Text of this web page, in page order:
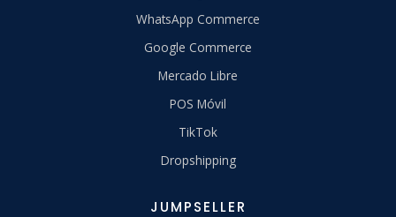
WhatsApp Commerce
Google Commerce
Mercado Libre
POS Móvil
TikTok
Dropshipping
JUMPSELLER